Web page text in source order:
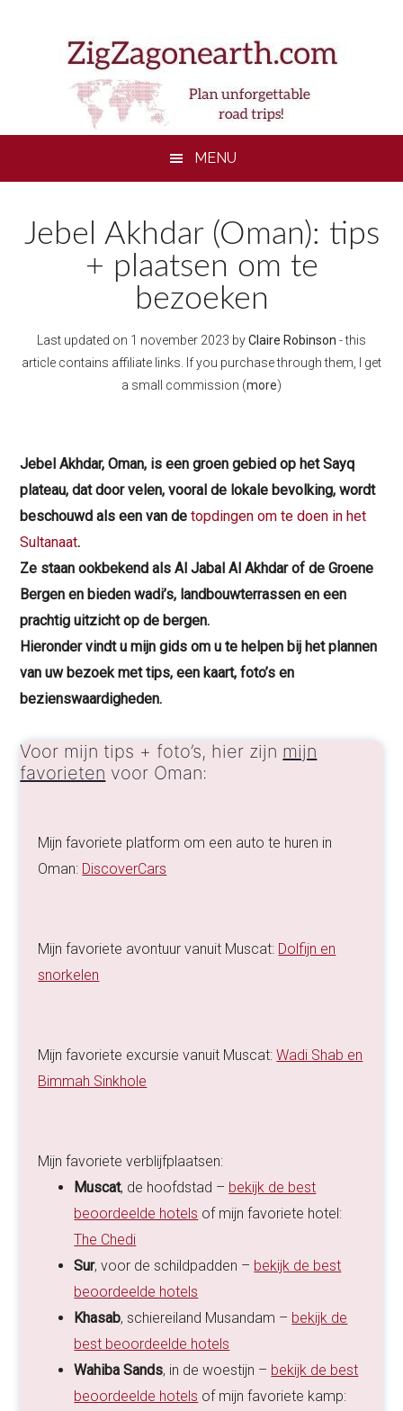
MENU
Jebel Akhdar (Oman): tips
+ plaatsen om te
bezoeken
Last updated on 1 november 2023 byClaire Robinson - this
article contains affiliate links. If you purchase through them, I get
a small commission (more)
Jebel Akhdar, Oman, is een groen gebied op het Sayq
plateau, dat door velen, vooral de lokale bevolking, wordt
beschouwd als een van detopdingen om te doen in het
Sultanaat.
Ze staan ookbekend als Al Jabal Al Akhdar of de Groene
Bergen enbieden wadi’s, landbouwterrassen en een
prachtig uitzicht op de bergen.
Hieronder vindt u mijn gids om u te helpen bij het plannen
van uw bezoek met tips, een kaart, foto’s en
bezienswaardigheden.
Voor mijn tips + foto’s, hier zijn mijn
favorieten voor Oman:
Mijn favoriete platform om een auto te huren in
Oman: DiscoverCars
Mijn favoriete avontuur vanuit Muscat: Dolfijn en
snorkelen
Mijn favoriete excursie vanuit Muscat:Wadi Shab en
Bimmah Sinkhole
Mijn favoriete verblijfplaatsen:
Muscat, de hoofdstad – bekijk de best
beoordeelde hotels of mijn favoriete hotel:
The Chedi
Sur, voor de schildpadden – bekijk de best
beoordeelde hotels
Khasab, schiereiland Musandam – bekijk de
best beoordeelde hotels
Wahiba Sands, in de woestijn – bekijk de best
beoordeelde hotels of mijn favoriete kamp: